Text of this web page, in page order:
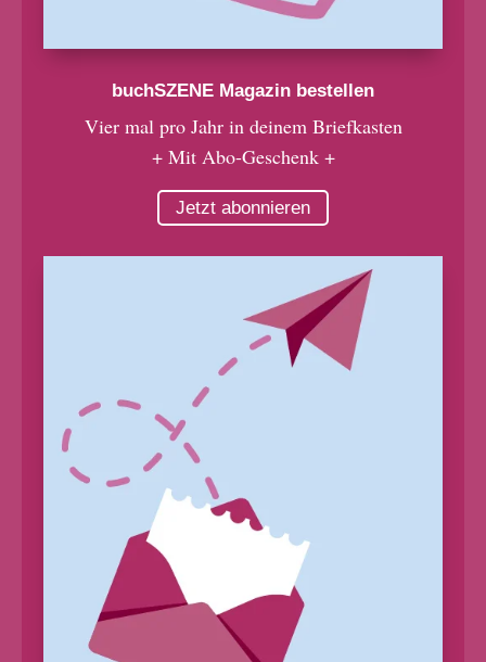
buchSZENE Magazin bestellen
Vier mal pro Jahr in deinem Briefkasten
+ Mit Abo-Geschenk +
Jetzt abonnieren